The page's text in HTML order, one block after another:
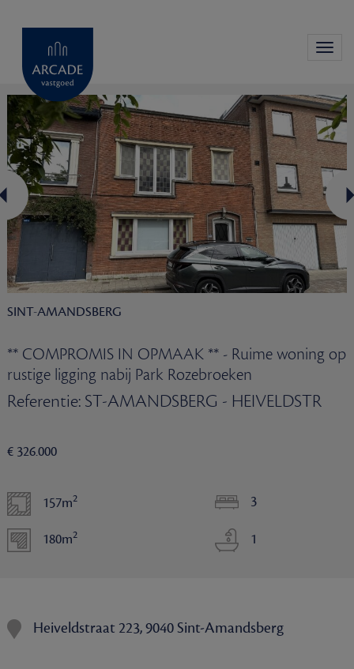
SINT-AMANDSBERG
** COMPROMIS IN OPMAAK ** - Ruime woning op
rustige ligging nabij Park Rozebroeken
Referentie: ST-AMANDSBERG - HEIVELDSTR
€ 326.000
157m2 3
180m2 1
Heiveldstraat 223, 9040 Sint-Amandsberg